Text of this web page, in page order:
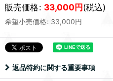
販売価格: 33,000円(税込)
希望小売価格: 33,000円
返品特約に関する重要事項